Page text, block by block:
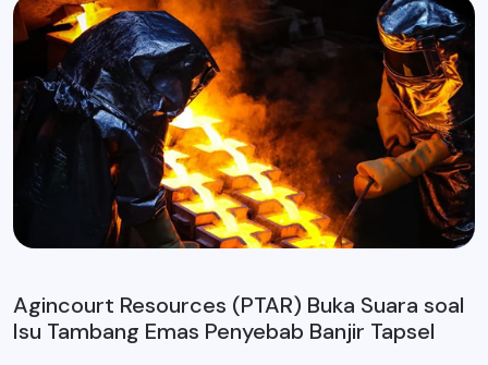
Agincourt Resources (PTAR) Buka Suara soal
Isu Tambang Emas Penyebab Banjir Tapsel